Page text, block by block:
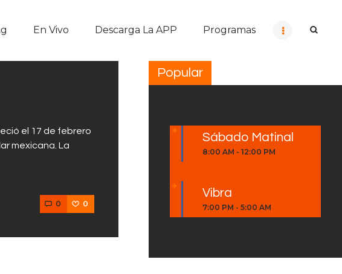
En Vivo Descarga La APP Programas
el 17 de febrero
mexicana. La
0 0
Popular
Sábado Matinal
8:00 AM -12:00 PM
Vibra
7:00 PM -5:00 AM